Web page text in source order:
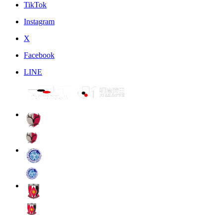
TikTok
Instagram
X
Facebook
LINE